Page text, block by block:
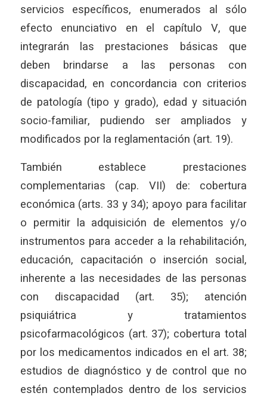
servicios específicos, enumerados al sólo
efecto enunciativo en el capítulo V, que
integrarán las prestaciones básicas que
deben brindarse a las personas con
discapacidad, en concordancia con criterios
de patología (tipo y grado), edad y situación
socio-familiar, pudiendo ser ampliados y
modificados por la reglamentación (art. 19).
También establece prestaciones
complementarias (cap. VII) de: cobertura
económica (arts. 33 y 34); apoyo para facilitar
o permitir la adquisición de elementos y/o
instrumentos para acceder a la rehabilitación,
educación, capacitación o inserción social,
inherente a las necesidades de las personas
con discapacidad (art. 35); atención
psiquiátrica y tratamientos
psicofarmacológicos (art. 37); cobertura total
por los medicamentos indicados en el art. 38;
estudios de diagnóstico y de control que no
estén contemplados dentro de los servicios